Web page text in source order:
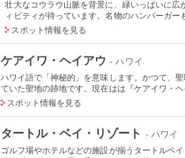
壮大なコウラウ山脈を背景に、緑いっぱいに
ィビティが待っています。名物のハンバーガー
スポット情報を見る
ケアイワ・ヘイアウ - ハワイ
ハワイ語で「神秘的」を意味します。かつて、
ていた聖地の跡地です。現在はは『ケアイワ・
スポット情報を見る
タートル・ベイ・リゾート - ハワイ
ゴルフ場やホテルなどの施設が揃うタートルベ